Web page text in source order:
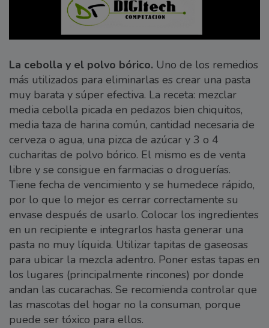
La cebolla y el polvo bórico. Uno de los remedios
más utilizados para eliminarlas es crear una pasta
muy barata y súper efectiva. La receta: mezclar
media cebolla picada en pedazos bien chiquitos,
media taza de harina común, cantidad necesaria de
cerveza o agua, una pizca de azúcar y 3 o 4
cucharitas de polvo bórico. El mismo es de venta
libre y se consigue en farmacias o droguerías.
Tiene fecha de vencimiento y se humedece rápido,
por lo que lo mejor es cerrar correctamente su
envase después de usarlo. Colocar los ingredientes
en un recipiente e integrarlos hasta generar una
pasta no muy líquida. Utilizar tapitas de gaseosas
para ubicar la mezcla adentro. Poner estas tapas en
los lugares (principalmente rincones) por donde
andan las cucarachas. Se recomienda controlar que
las mascotas del hogar no la consuman, porque
puede ser tóxico para ellos.